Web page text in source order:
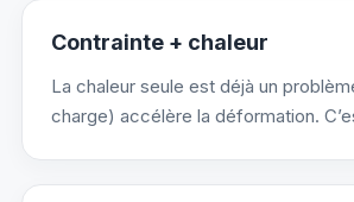
Contrainte + chaleur
La chaleur seule est déjà un
charge) accélère la déformation.